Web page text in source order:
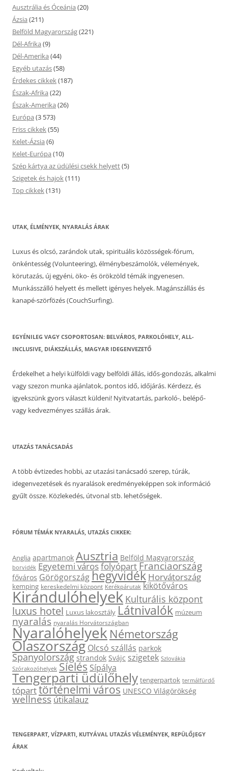
Ausztrália és Óceánia (20)
Ázsia (211)
Belföld Magyarország(221)
Dél-Afrika (9)
Dél-Amerika (44)
Egyéb utazás(58)
Érdekes cikkek(187)
Észak-Afrika (22)
Észak-Amerika (26)
Európa (3 573)
Friss cikkek(55)
Kelet-Ázsia (6)
Kelet-Európa (10)
Szép kártya az üdülési csekk helyett(5)
Szigetek és hajok(111)
Top cikkek(131)
UTAK, ÉLMÉNYEK, NYARALÁS ÁRAK
Luxus és olcsó, zarándok utak, spirituális közösségek-fórum,
önkéntesség (Volunteering), élménybeszámolók, vélemények,
körutazás, új egyéni, öko- és örökzöld témák ingyenesen.
Munkásszálló helyett és mellett igényes helyek. Magánszállás és
kanapé-szörfözés (CouchSurfing).
EGYÉNILEG VAGY CSOPORTOSAN: BELVÁROS, PARKOLÓHELY, ALL-
INCLUSIVE, DIÁKSZÁLLÁS, MAGYAR IDEGENVEZETŐ
Érdekelhet a helyi külföldi vagy belföldi állás, idős-gondozás, alkalmi
vagy szezon munka ajánlatok, pontos idő, időjárás. Kérdezz, és
igyekszünk gyors választ küldeni! Nyitvatartás, parkoló-, belépő-
vagy kedvezményes szállás árak.
UTAZÁS TANÁCSADÁS
A több évtizedes hobbi, az utazási tanácsadó szerep, túrák,
idegenvezetések és nyaralások eredményeképpen sok információ
gyűlt össze. Közlekedés, útvonal stb. lehetőségek.
FÓRUM TÉMÁK NYARALÁS, UTAZÁS CIKKEK:
Anglia apartmanok Ausztria Belföld Magyarország
borvidék Egyetemi városfolyópartFranciaország
főváros Görögországhegyvidék Horvátország
kemping kereskedelmi központ Kerékpárutak kikötőváros
Kirándulóhelyek Kulturális központ
luxus hotel Luxus lakosztály Látnivalók múzeum
nyaralás nyaralás Horvátországban
Nyaralóhelyek Németország
Olaszország Olcsó szállás parkok
Spanyolország strandok Svájc szigetek Szlovákia
Szórakozóhelyek Síelés Sípálya
Tengerparti üdülőhely tengerpartok termálfürdő
tóparttörténelmi város UNESCO Világörökség
wellnessútikalauz
TENGERPART, VÍZPARTI, KUTYÁVAL UTAZÁS VÉLEMÉNYEK, REPÜLŐJEGY
ÁRAK